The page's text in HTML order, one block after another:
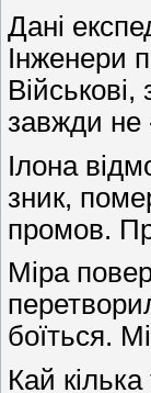
Дані
Інженери
завжди не
Ілона
зник,
промов.
Міра
боїться.
Кай